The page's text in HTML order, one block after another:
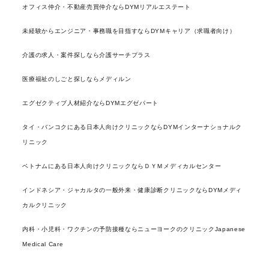
オフィス仲介・不動産売買仲介ならDYMリアルエステート
未経験からエンジニア・事務職を目指すならDYMキャリア（求職者向け）
介護の求人・案件探しなら介護サーチプラス
医療福祉のしごと探しならメディルン
エグゼクティブ人材紹介ならDYMエグゼパート
タイ・バンコクにある日本人向けクリニックならDYMインターナショナルク
リニック
ベトナムにある日本人向けクリニックならＤＹＭメディカルセンター
インドネシア・ジャカルタの一般外来・健康診断クリニックならDYMメディ
カルクリニック
内科・小児科・ワクチンの予防接種ならニューヨークのクリニックJapanese
Medical Care